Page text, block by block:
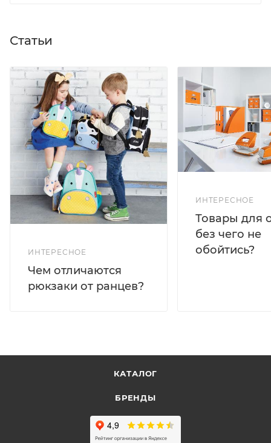
Статьи
ИНТЕРЕСНОЕ
Чем отличаются
рюкзаки от ранцев?
ИНТЕРЕСНОЕ
Товары для
без чего не
обойтись?
КАТАЛОГ
БРЕНДЫ